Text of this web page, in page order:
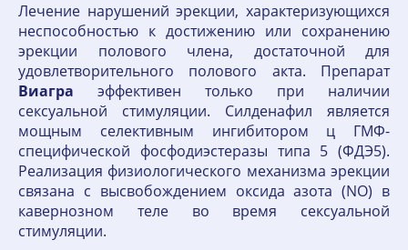
Лечение нарушений эрекции, характеризующихся
неспособностью к достижению или сохранению
эрекции полового члена, достаточной для
удовлетворительного полового акта. Препарат
Виагра эффективен только при наличии
сексуальной стимуляции. Силденафил является
мощным селективным ингибитором ц ГМФ-
специфической фосфодиэстеразы типа 5 (ФДЭ5).
Реализация физиологического механизма эрекции
связана с высвобождением оксида азота (NO) в
кавернозном теле во время сексуальной
стимуляции.